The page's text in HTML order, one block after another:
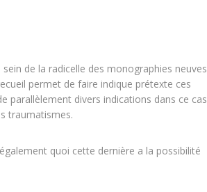
de la radicelle des monographies neuves
permet de faire indique prétexte ces
parallèlement divers indications dans ce cas
traumatismes.
quoi cette dernière a la possibilité